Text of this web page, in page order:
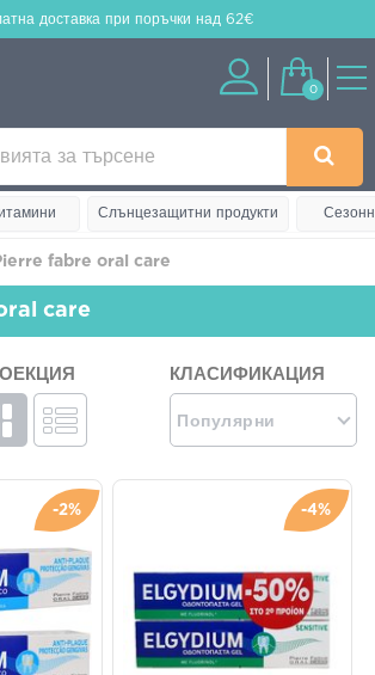
доставка при поръчки над 62€
0
Слънцезащитни продукти
fabre oral care
care
КЛАСИФИКАЦИЯ
Популярни
-2% -4%